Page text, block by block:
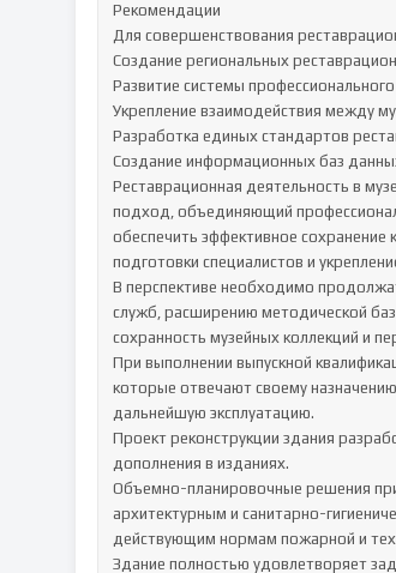
Рекомендации
Для совершенствования
Создание региональных
Развитие системы
Укрепление взаимодействия между
Разработка единых стандартов
Создание информационных баз
Реставрационная деятельность в
подход, объединяющий
обеспечить эффективное сохранение
подготовки специалистов и
В перспективе необходимо
служб, расширению методической
сохранность музейных коллекций и
При выполнении выпускной
которые отвечают своему
дальнейшую эксплуатацию.
Проект реконструкции здания
дополнения в изданиях.
Объемно-планировочные решения
архитектурным и санитарно-
действующим нормам пожарной и
Здание полностью удовлетворяет